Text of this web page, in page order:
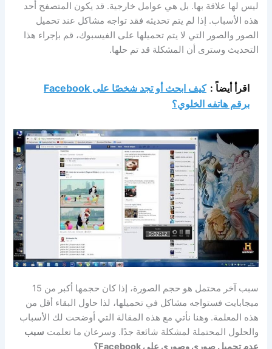
ليس لها علاقة بها. بل هي عوامل خارجية. قد يكون المتصفح أحد
هذه الأسباب. إذا لم يتم تحديثه فقد تواجه مشاكل عند تحميل
الصور والصور التي لا يتم تحميلها على الفيسبوك، قم بإجراء هذا
التحديث وسترى أن المشكلة قد تم حلها.
اقرأ أيضاً :
كيف ابحث أو تجد شخصًا على Facebook
برقم هاتفه الخلوي؟
سبب آخر محتمل هو حجم الصورة، إذا كان حجمها أكبر من 15
ميجابايت فستواجه مشاكل في تحميلها، لذا حاول البقاء أقل من
هذه المعلمة. وهنا نأتي مع هذه المقالة التي أوضحت لك الأسباب
والحلول المحتملة لمشكلة شائعة جدًا. وسرعان ما تعلمت سبب
عدم تحميل صوري وصوري على Facebook؟